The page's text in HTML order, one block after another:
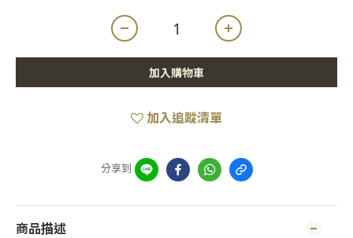
加入購物車
加入追蹤清單
分享到
商品描述